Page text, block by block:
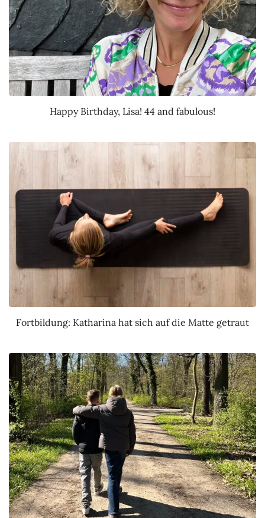
Happy Birthday, Lisa! 44 and fabulous!
Fortbildung: Katharina hat sich auf die Matte getraut